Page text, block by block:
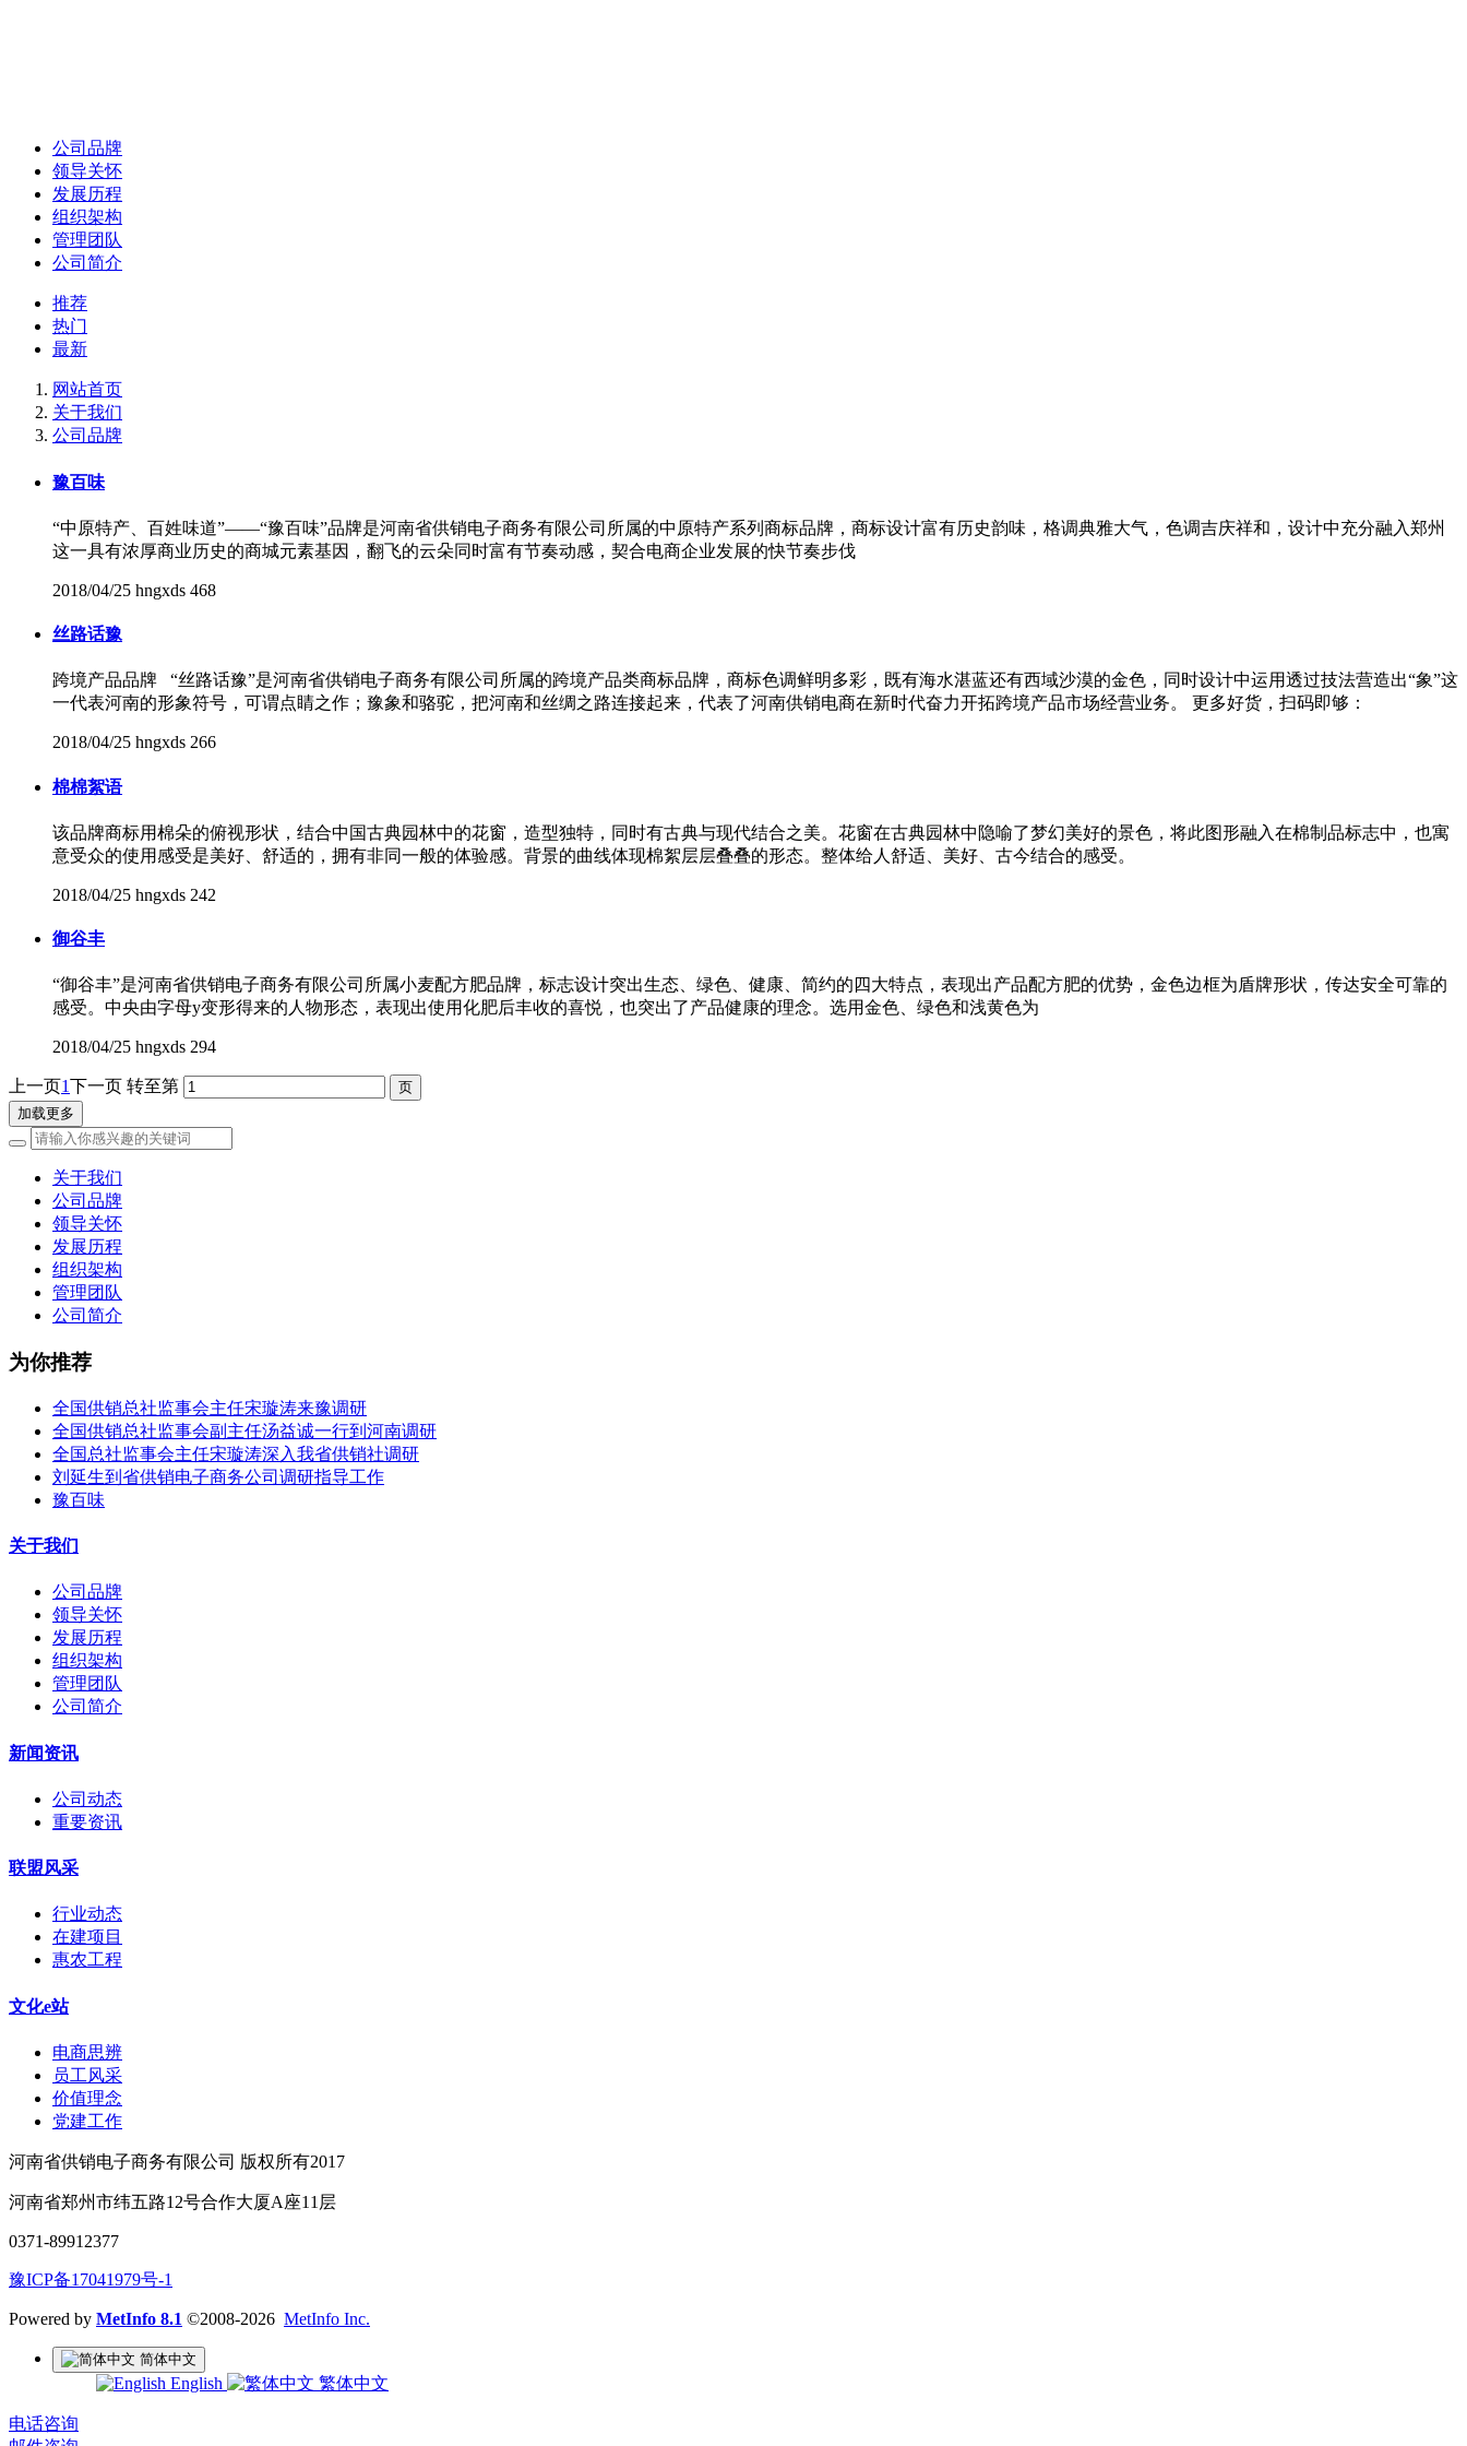
公司品牌
领导关怀
发展历程
组织架构
管理团队
公司简介
推荐
热门
最新
网站首页
关于我们
公司品牌
豫百味
“中原特产、百姓味道”——“豫百味”品牌是河南省供销电子商务有限公司所属的中原特产系列商标品牌，商标设计富有历史韵味，格调典雅大气，色调吉庆祥和，设计中充分融入郑州
这一具有浓厚商业历史的商城元素基因，翻飞的云朵同时富有节奏动感，契合电商企业发展的快节奏步伐
2018/04/25 hngxds 468
丝路话豫
跨境产品品牌 “丝路话豫”是河南省供销电子商务有限公司所属的跨境产品类商标品牌，商标色调鲜明多彩，既有海水湛蓝还有西域沙漠的金色，同时设计中运用透过技法营造出“象”这
一代表河南的形象符号，可谓点睛之作；豫象和骆驼，把河南和丝绸之路连接起来，代表了河南供销电商在新时代奋力开拓跨境产品市场经营业务。 更多好货，扫码即够：
2018/04/25 hngxds 266
棉棉絮语
该品牌商标用棉朵的俯视形状，结合中国古典园林中的花窗，造型独特，同时有古典与现代结合之美。花窗在古典园林中隐喻了梦幻美好的景色，将此图形融入在棉制品标志中，也寓
意受众的使用感受是美好、舒适的，拥有非同一般的体验感。背景的曲线体现棉絮层层叠叠的形态。整体给人舒适、美好、古今结合的感受。
2018/04/25 hngxds 242
御谷丰
“御谷丰”是河南省供销电子商务有限公司所属小麦配方肥品牌，标志设计突出生态、绿色、健康、简约的四大特点，表现出产品配方肥的优势，金色边框为盾牌形状，传达安全可靠的
感受。中央由字母y变形得来的人物形态，表现出使用化肥后丰收的喜悦，也突出了产品健康的理念。选用金色、绿色和浅黄色为
2018/04/25 hngxds 294
上一页 1 下一页 转至第
加载更多
关于我们
公司品牌
领导关怀
发展历程
组织架构
管理团队
公司简介
为你推荐
全国供销总社监事会主任宋璇涛来豫调研
全国供销总社监事会副主任汤益诚一行到河南调研
全国总社监事会主任宋璇涛深入我省供销社调研
刘延生到省供销电子商务公司调研指导工作
豫百味
关于我们
公司品牌
领导关怀
发展历程
组织架构
管理团队
公司简介
新闻资讯
公司动态
重要资讯
联盟风采
行业动态
在建项目
惠农工程
文化e站
电商思辨
员工风采
价值理念
党建工作
河南省供销电子商务有限公司 版权所有2017
河南省郑州市纬五路12号合作大厦A座11层
0371-89912377
豫ICP备17041979号-1
Powered by MetInfo 8.1 ©2008-2026 MetInfo Inc.
简体中文
English 繁体中文
电话咨询